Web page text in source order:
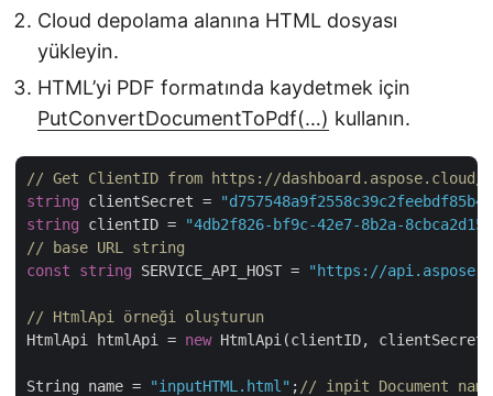
Cloud depolama alanına HTML dosyası
yükleyin.
HTML’yi PDF formatında kaydetmek için
PutConvertDocumentToPdf(…) kullanın.
// Get ClientID from https://dashboard.aspose.cloud/
string clientSecret =
string clientID =
"4db2f826-bf9c-42e7-8b2a-
// base URL string
const
string SERVICE_API_HOST = "https://
// HtmlApi örneği oluşturun
HtmlApi htmlApi = new HtmlApi(clientID,
String name = "inputHTML.html" ; // inpit Document